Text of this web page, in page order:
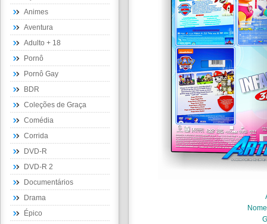
Animes
Aventura
Adulto + 18
Pornô
Pornô Gay
BDR
Coleções de Graça
Comédia
Corrida
DVD-R
DVD-R 2
Documentários
Drama
Épico